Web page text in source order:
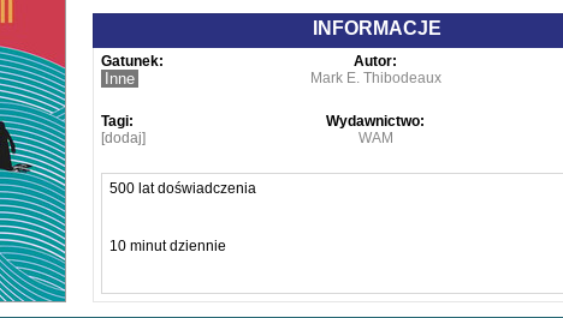
INFORMACJE
Gatunek:
Inne
Autor:
Mark E. Thibodeaux
Tagi:
[dodaj]
Wydawnictwo:
WAM
500 lat doświadczenia
10 minut dziennie
34 sposoby na spotkanie Boga